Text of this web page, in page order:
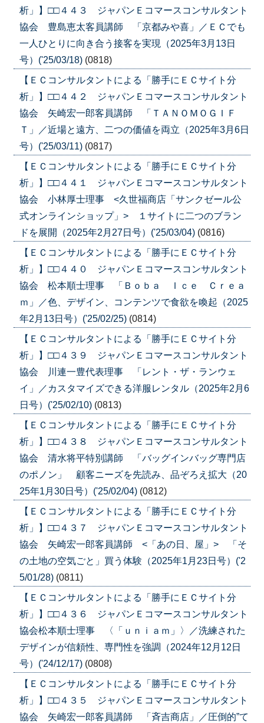
析」】□□４４３ ジャパンＥコマースコンサルタント
協会 豊島恵太客員講師 「京都みや喜」／ＥＣでも
一人ひとりに向き合う接客を実現（2025年3月13日
号）('25/03/18) (0818)
【ＥＣコンサルタントによる「勝手にＥＣサイト分
析」】□□４４２ ジャパンＥコマースコンサルタント
協会 矢崎宏一郎客員講師 「ＴＡＮＯＭＯＧＩＦ
Ｔ」／近場と遠方、二つの価値を両立（2025年3月6日
号）('25/03/11) (0817)
【ＥＣコンサルタントによる「勝手にＥＣサイト分
析」】□□４４１ ジャパンＥコマースコンサルタント
協会 小林厚士理事 <久世福商店「サンクゼール公
式オンラインショップ」> １サイトに二つのブラン
ドを展開（2025年2月27日号）('25/03/04) (0816)
【ＥＣコンサルタントによる「勝手にＥＣサイト分
析」】□□４４０ ジャパンＥコマースコンサルタント
協会 松本順士理事 「Ｂｏｂａ Ｉｃｅ Ｃｒｅａ
ｍ」／色、デザイン、コンテンツで食欲を喚起（2025
年2月13日号）('25/02/25) (0814)
【ＥＣコンサルタントによる「勝手にＥＣサイト分
析」】□□４３９ ジャパンＥコマースコンサルタント
協会 川連一豊代表理事 「レント・ザ・ランウェ
イ」／カスタマイズできる洋服レンタル（2025年2月6
日号）('25/02/10) (0813)
【ＥＣコンサルタントによる「勝手にＥＣサイト分
析」】□□４３８ ジャパンＥコマースコンサルタント
協会 清水将平特別講師 「バッグインバッグ専門店
のポノン」 顧客ニーズを先読み、品ぞろえ拡大（20
25年1月30日号）('25/02/04) (0812)
【ＥＣコンサルタントによる「勝手にＥＣサイト分
析」】□□４３７ ジャパンＥコマースコンサルタント
協会 矢崎宏一郎客員講師 <「あの日、屋」> 「そ
の土地の空気ごと」買う体験（2025年1月23日号）('2
5/01/28) (0811)
【ＥＣコンサルタントによる「勝手にＥＣサイト分
析」】□□４３６ ジャパンＥコマースコンサルタント
協会松本順士理事 〈「ｕｎｉａｍ」〉／洗練された
デザインが信頼性、専門性を強調（2024年12月12日
号）('24/12/17) (0808)
【ＥＣコンサルタントによる「勝手にＥＣサイト分
析」】□□４３５ ジャパンＥコマースコンサルタント
協会 矢崎宏一郎客員講師 「斉吉商店」／圧倒的”て